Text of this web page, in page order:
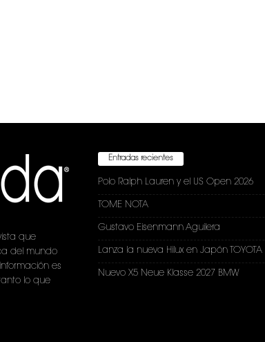
que
del mundo
es
lo que
Entradas recientes
Polo Ralph Lauren y el US Open 2026
TOME NOTA
Gustavo Eisenmann Aguilera
Lanza la nueva Hilux en Japón TOYOTA
Nuevo X5 Neue Klasse 2027 BMW